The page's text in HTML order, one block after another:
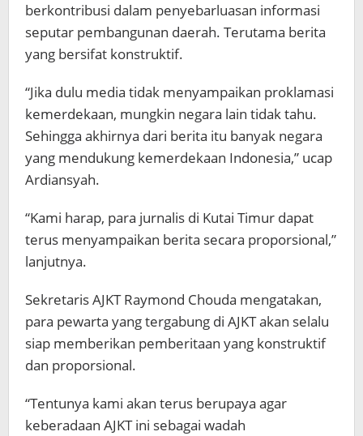
berkontribusi dalam penyebarluasan informasi
seputar pembangunan daerah. Terutama berita
yang bersifat konstruktif.
“Jika dulu media tidak menyampaikan proklamasi
kemerdekaan, mungkin negara lain tidak tahu.
Sehingga akhirnya dari berita itu banyak negara
yang mendukung kemerdekaan Indonesia,” ucap
Ardiansyah.
“Kami harap, para jurnalis di Kutai Timur dapat
terus menyampaikan berita secara proporsional,”
lanjutnya.
Sekretaris AJKT Raymond Chouda mengatakan,
para pewarta yang tergabung di AJKT akan selalu
siap memberikan pemberitaan yang konstruktif
dan proporsional.
“Tentunya kami akan terus berupaya agar
keberadaan AJKT ini sebagai wadah